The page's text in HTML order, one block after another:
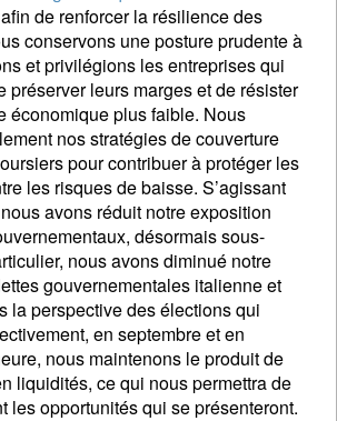
de renforcer la résilience des
conservons une posture prudente à
et privilégions les entreprises qui
préserver leurs marges et de résister
économique plus faible. Nous
nos stratégies de couverture
pour contribuer à protéger les
les risques de baisse. S’agissant
avons réduit notre exposition
désormais sous-
nous avons diminué notre
gouvernementales italienne et
la perspective des élections qui
en septembre et en
nous maintenons le produit de
liquidités, ce qui nous permettra de
les opportunités qui se présenteront.